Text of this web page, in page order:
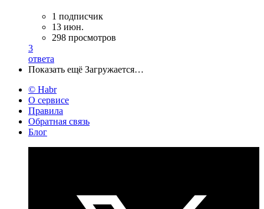
1 подписчик
13 июн.
298 просмотров
3
ответа
Показать ещё Загружается…
© Habr
О сервисе
Правила
Обратная связь
Блог